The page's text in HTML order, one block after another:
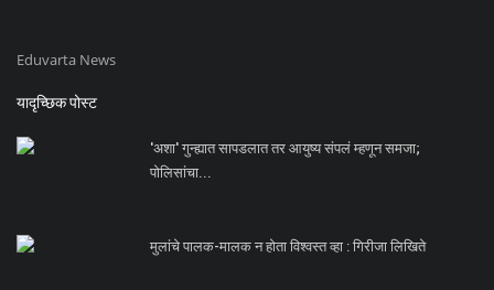
Eduvarta News
यादृच्छिक पोस्ट
'अशा' गुन्ह्यात सापडलात तर आयुष्य संपलं म्हणून समजा;
पोलिसांचा...
मुलांचे पालक-मालक न होता विश्वस्त व्हा : गिरीजा लिखिते